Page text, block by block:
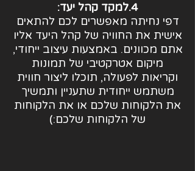
4.למקד קהל יעד:
דפי נחיתה מאפשרים לכם להתאים
אישית את החוויה של קהל היעד אליו
אתם מכוונים. באמצעות עיצוב ייחודי,
מיקום אטרקטיבי של תמונות
וקריאות לפעולה, תוכלו ליצור חווית
משתמש ייחודית שתעניין ותמשיך
את הלקוחות שלכם או את הלקוחות
של הלקוחות שלכם:)